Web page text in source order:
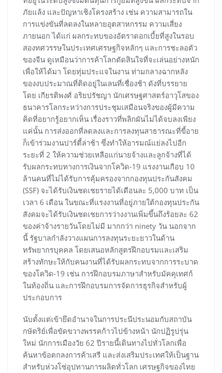
ภัยแล้ง และปัญหาเชิงโครงสร้าง เช่น ความสามารถใน
การแข่งขันที่ลดลงในหลายอุตสาหกรรม ความเสี่ยง
ภายนอก ได้แก่ ผลกระทบของอัตราดอกเบี้ยที่สูงในรอบ
สองทศวรรษในประเทศเศรษฐกิจหลักๆ และการชะลอตัว
ของจีน ดูเหมือนว่าการค้าโลกตัดสินใจที่จะเล่นอย่างหนัก
เพื่อให้ได้มา โดยทุ่มประแจในงาน ท่ามกลางฉากหลัง
ของงบประมาณที่ติดอยู่ในเลนที่เชื่องช้า ดังที่บรรยาย
โดย เกียรติพงศ์ อริยปรัชญา นักเศรษฐศาสตร์อาวุโสของ
ธนาคารโลกระหว่างการประชุมเสมือนจริงของผู้มีความ
คิดที่อยากรู้อยากเห็น เรื่องราวที่พลิกผันไม่ได้จบลงเพียง
แค่นั้น การส่งออกที่ลดลงและการลงทุนสาธารณะที่ขี้อาย
ก็เข้าร่วมงานปาร์ตี้ล่าช้า ซึ่งทำให้อารมณ์แย่ลงไปอีก
ระยะที่ 2 ให้ความช่วยเหลือแก่นายจ้างและลูกจ้างที่ได้
รับผลกระทบทางการเงินจากโควิด-19 แรงงานเกือบ 10
ล้านคนที่ไม่ได้รับการคุ้มครองจากกองทุนประกันสังคม
(SSF) จะได้รับเงินชดเชยรายได้เดือนละ 5,000 บาท เป็น
เวลา 6 เดือน ในขณะที่แรงงานที่อยู่ภายใต้กองทุนประกัน
สังคมจะได้รับเงินชดเชยการว่างงานเพิ่มขึ้นถึงร้อยละ 62
ของค่าจ้างรายวันโดยไม่มี มากกว่า ninety วัน นอกจาก
นี้ รัฐบาลกำลังวางแผนการลงทุนระยะยาวในด้าน
ทรัพยากรบุคคล โดยเสนอหลักสูตรฝึกอบรมและเสริม
สร้างทักษะให้กับคนงานที่ได้รับผลกระทบจากการระบาด
ของโควิด-19 เช่น การฝึกอบรมภาษาสำหรับมัคคุเทศก์
ในท้องถิ่น และการฝึกอบรมการจัดการธุรกิจสำหรับผู้
ประกอบการ
นับตั้งแต่เข้ายึดอำนาจในการประนีประนอมกับสถาบัน
กษัตริย์เพื่อขัดขวางพรรคก้าวไปข้างหน้า นักปฏิรูปรุ่น
ใหม่ นักการเมืองวัย 62 ปีรายนี้เดินทางไปทั่วโลกเพื่อ
ค้นหาข้อตกลงการค้าเสรี และส่งเสริมประเทศให้เป็นฐาน
สำหรับห่วงโซ่อุปทานการผลิตทั่วโลก เศรษฐกิจของไทย